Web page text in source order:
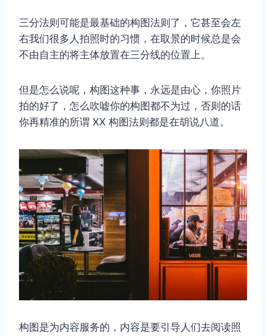
三分法则可能是最基础的构图法则了，它甚至会左
右我们很多人拍照时的习惯，在取景的时候总是会
不由自主的将主体放置在三分线的位置上。
但是怎么说呢，构图这种事，永远是由心，你照片
拍的好了，怎么吹嘘你的构图都不为过，否则的话
你再精准的所谓 XX 构图法则都是在胡说八道。
构图是为内容服务的，内容是要引导人们去阅读照